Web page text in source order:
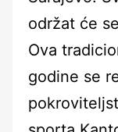
održat će
Ova
godine se